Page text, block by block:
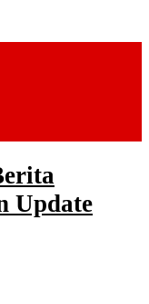
Update